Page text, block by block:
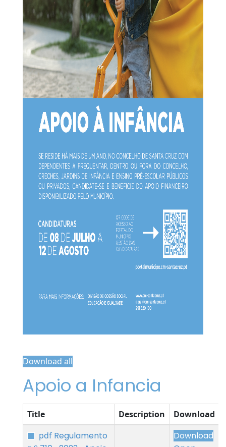
Download all
Apoio a Infancia
Title Description
Download
pdf Regulamento
Download